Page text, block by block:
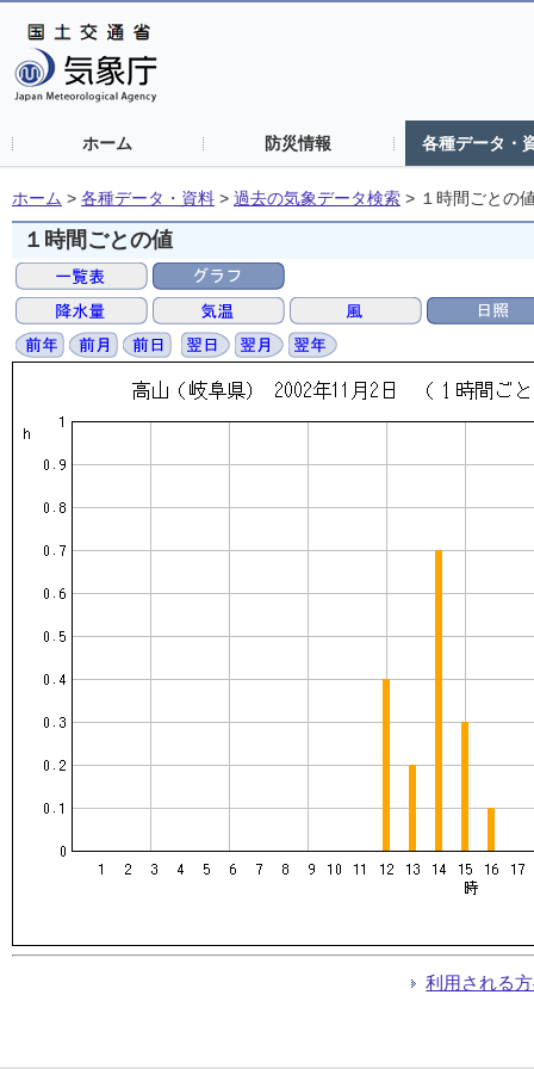
ホーム 防災情報 各種データ・
ホーム > 各種データ・資料 > 過去の気象データ検索 > １時間ごとの
１時間ごとの値
利用される